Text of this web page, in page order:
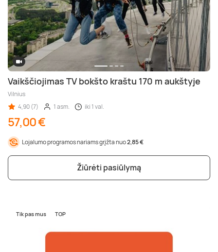
Vaikščiojimas TV bokšto kraštu 170 m aukštyje
Vilnius
4,90 (7)
1 asm. iki 1 val.
57,00 €
Lojalumo programos nariams grįžta nuo2,85 €
Žiūrėti pasiūlymą
Tik pas mus TOP